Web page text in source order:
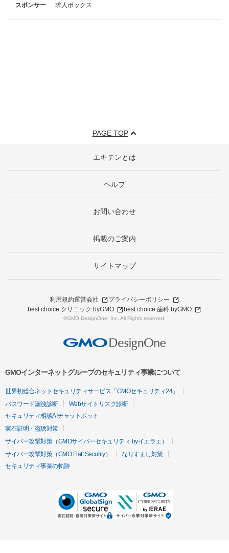
スポンサー
求人ボックス
PAGE TOP
エキテンとは
ヘルプ
お問い合わせ
掲載のご案内
サイトマップ
利用規約運営会社
プライバシーポリシー
best choice クリニック byGMO
best choice 歯科 byGMO
©GMO DesignOne, Inc. All Rights reserved.
GMOインターネットグループのセキュリティ事業について
世界初総合ネットセキュリティサービス「GMOセキュリティ24」
パスワード漏洩診断
Webサイトリスク診断
セキュリティ相談AIチャットボット
実在証明・盗聴対策
サイバー攻撃対策（GMOサイバーセキュリティ byイエラエ）
サイバー攻撃対策（GMO Flatt Security）
なりすまし対策
セキュリティ事業の軌跡